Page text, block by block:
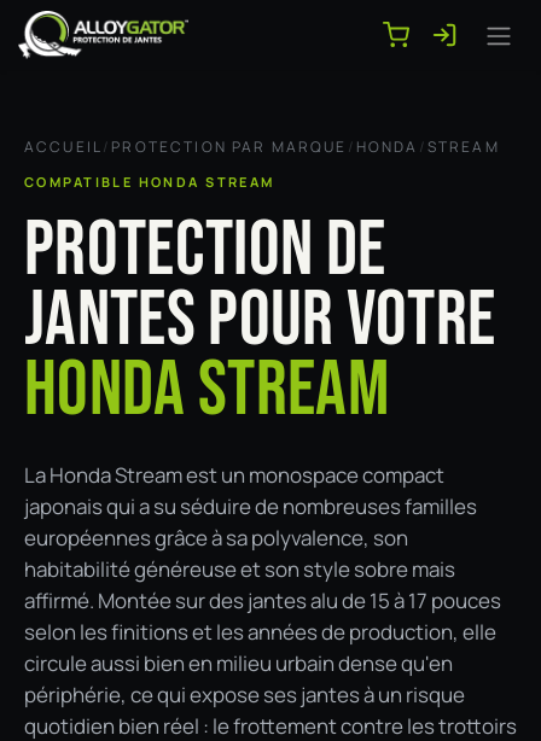
Se rendre au contenu
ACCUEIL/ PROTECTION PAR MARQUE / HONDA /STREAM
COMPATIBLE HONDA STREAM
PROTECTION DE
JANTES POUR VOTRE
HONDA STREAM
La Honda Stream est un monospace compact
japonais qui a su séduire de nombreuses familles
européennes grâce à sa polyvalence, son
habitabilité généreuse et son style sobre mais
affirmé. Montée sur des jantes alu de 15 à 17 pouces
selon les finitions et les années de production, elle
circule aussi bien en milieu urbain dense qu'en
périphérie, ce qui expose ses jantes à un risque
quotidien bien réel : le frottement contre les trottoirs